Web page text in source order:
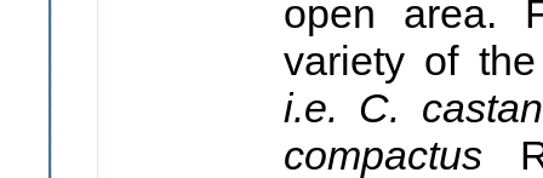
open area.
variety of
i.e. C.
compactus